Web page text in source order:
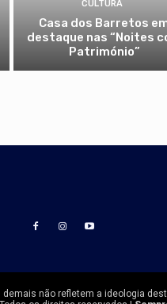
CULTURA
Casa dos Barretos
destaque nas “Noites
Património”
demais não refletem a ideologia